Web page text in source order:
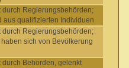
durch Regierungsbehörden;
aus qualifizierten Individuen
durch Regierungsbehörden;
sich von Bevölkerung
durch Behörden, gelenkt